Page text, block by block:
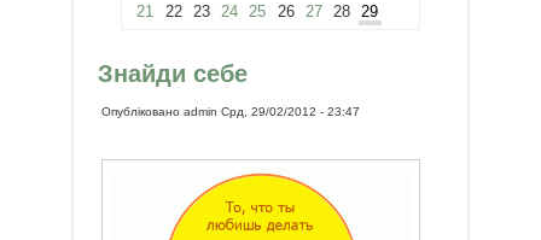
21
22 23 24 25 26 27 28 29
Знайди себе
Опублікованоadmin Срд, 29/02/2012 - 23:47